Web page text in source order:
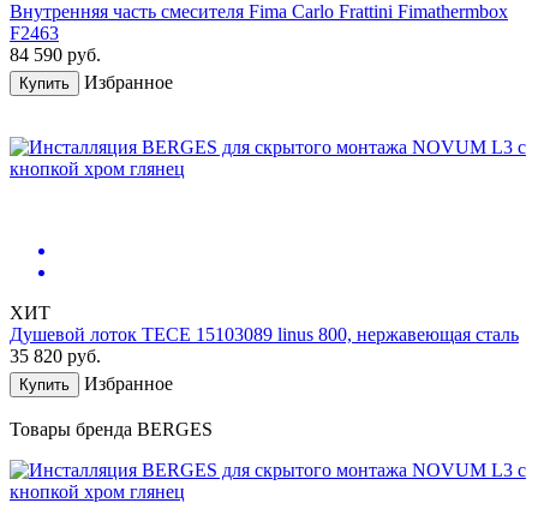
Внутренняя часть смесителя Fima Carlo Frattini Fimathermbox
F2463
84 590 руб.
Купить Избранное
ХИТ
Душевой лоток TECE 15103089 linus 800, нержавеющая сталь
35 820 руб.
Купить Избранное
Товары бренда BERGES